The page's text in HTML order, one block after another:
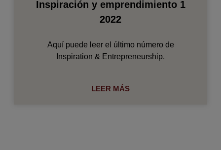
Inspiración y emprendimiento 1
2022
Aquí puede leer el último número de
Inspiration & Entrepreneurship.
LEER MÁS